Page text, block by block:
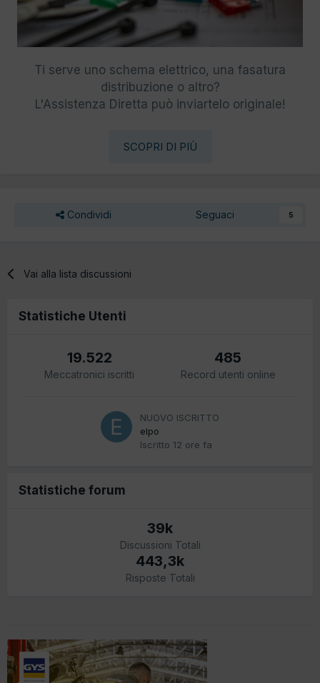
Ti serve uno schema elettrico, una fasatura
distribuzione o altro?
L'Assistenza Diretta può inviartelo originale!
SCOPRI DI PIÙ
Condividi Seguaci 5
Vai alla lista discussioni
Statistiche Utenti
19.522
Meccatronici iscritti
485
Record utenti online
NUOVO ISCRITTO
elpo
Iscritto 12 ore fa
Statistiche forum
39k
Discussioni Totali
443,3k
Risposte Totali